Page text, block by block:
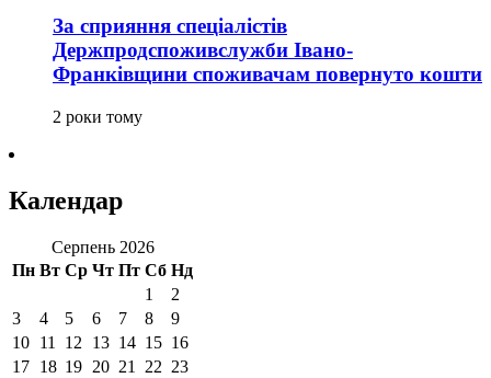
За сприяння спеціалістів
Держпродспоживслужби Івано-
Франківщини споживачам повернуто кошти
2 роки тому
Календар
Серпень 2026
Пн Вт Ср Чт Пт Сб Нд
1
2
3
4 5 6 7 8
9
10 11 12 13 14 15 16
17 18 19 20 21 22 23